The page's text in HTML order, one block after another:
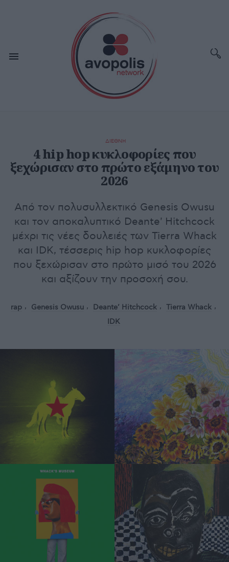
ΔΙΕΘΝΗ
4 hip hop κυκλοφορίες που
ξεχώρισαν στο πρώτο εξάμηνο του
2026
Από τον πολυσυλλεκτικό Genesis Owusu
και τον αποκαλυπτικό Deante' Hitchcock
μέχρι τις νέες δουλειές των Tierra Whack
και IDK, τέσσερις hip hop κυκλοφορίες
που ξεχώρισαν στο πρώτο μισό του 2026
και αξίζουν την προσοχή σου.
rap Genesis Owusu Deante’ Hitchcock
Tierra Whack
IDK